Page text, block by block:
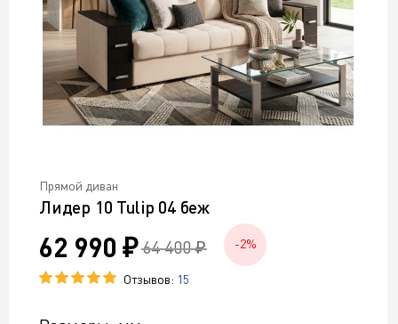
Прямой диван
Лидер 10 Tulip 04 беж
62 990 ₽ 64 400 ₽ -2%
Отзывов: 15